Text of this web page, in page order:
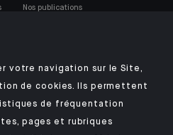
Nos publications
votre navigation sur le Site,
de cookies. Ils permettent
de fréquentation
pages et rubriques